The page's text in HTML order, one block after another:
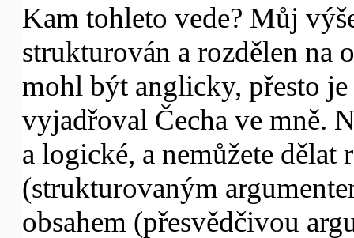
Kam tohleto vede? Můj
strukturován a rozdělen na
mohl být anglicky, přesto
vyjadřoval Čecha ve mně.
a logické, a nemůžete
(strukturovaným
obsahem (přesvědčivou